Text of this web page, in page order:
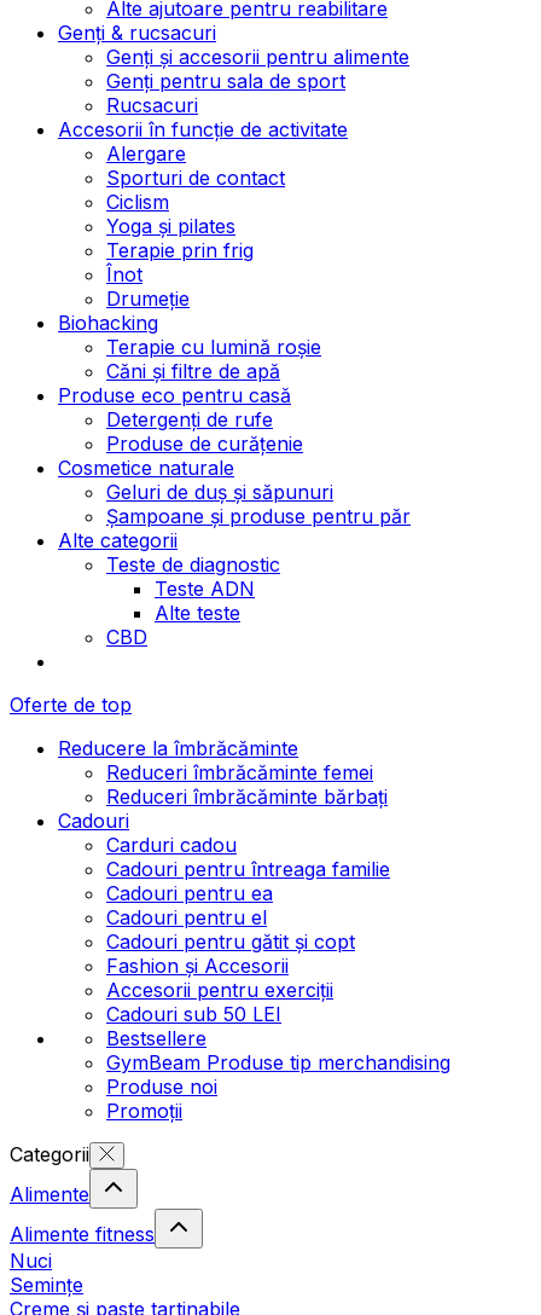
Alte ajutoare pentru reabilitare
Genți & rucsacuri
Genți și accesorii pentru alimente
Genți pentru sala de sport
Rucsacuri
Accesorii în funcție de activitate
Alergare
Sporturi de contact
Ciclism
Yoga și pilates
Terapie prin frig
Înot
Drumeție
Biohacking
Terapie cu lumină roșie
Căni și filtre de apă
Produse eco pentru casă
Detergenți de rufe
Produse de curățenie
Cosmetice naturale
Geluri de duș și săpunuri
Șampoane și produse pentru păr
Alte categorii
Teste de diagnostic
Teste ADN
Alte teste
CBD
Oferte de top
Reducere la îmbrăcăminte
Reduceri îmbrăcăminte femei
Reduceri îmbrăcăminte bărbați
Cadouri
Carduri cadou
Cadouri pentru întreaga familie
Cadouri pentru ea
Cadouri pentru el
Cadouri pentru gătit și copt
Fashion și Accesorii
Accesorii pentru exerciții
Cadouri sub 50 LEI
Bestsellere
GymBeam Produse tip merchandising
Produse noi
Promoții
Categorii
Alimente
Alimente fitness
Nuci
Semințe
Creme și paste tartinabile